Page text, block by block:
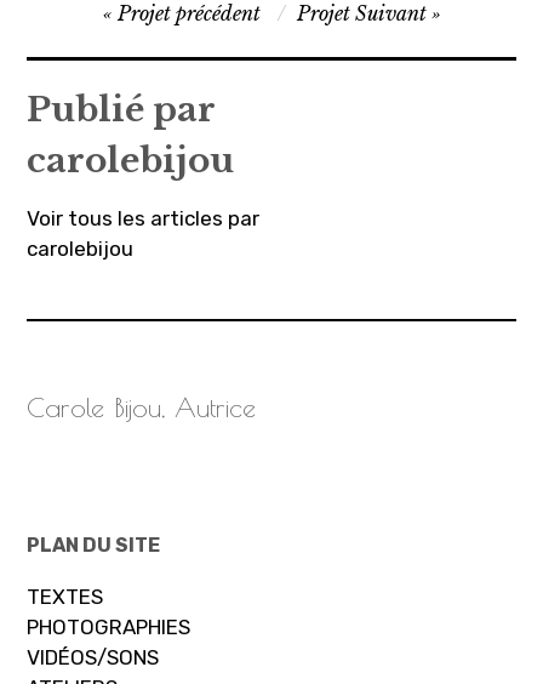
Navigation
de
l’article
Projet précédent Projet Suivant
Publié par
carolebijou
Voir tous les articles par
carolebijou
Carole Bijou, Autrice
PLAN DU SITE
TEXTES
PHOTOGRAPHIES
VIDÉOS/SONS